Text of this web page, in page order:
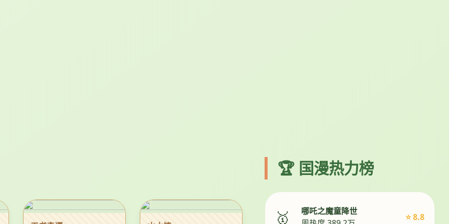
🏆 国漫热力榜
🥇
哪吒之魔童降世
⭐ 8.8